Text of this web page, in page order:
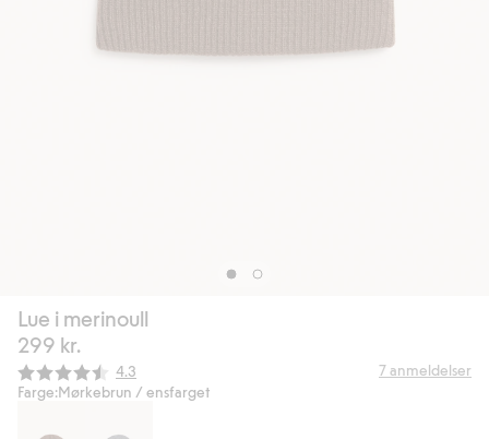
Lue i merinoull
299 kr.
Gjennomsnittskarakter:
4.3 7anmeldelser
Farge:Mørkebrun / ensfarget